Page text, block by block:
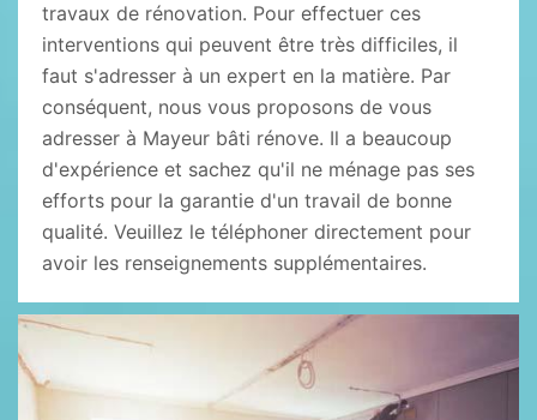
travaux de rénovation. Pour effectuer ces
interventions qui peuvent être très difficiles, il
faut s'adresser à un expert en la matière. Par
conséquent, nous vous proposons de vous
adresser à Mayeur bâti rénove. Il a beaucoup
d'expérience et sachez qu'il ne ménage pas ses
efforts pour la garantie d'un travail de bonne
qualité. Veuillez le téléphoner directement pour
avoir les renseignements supplémentaires.